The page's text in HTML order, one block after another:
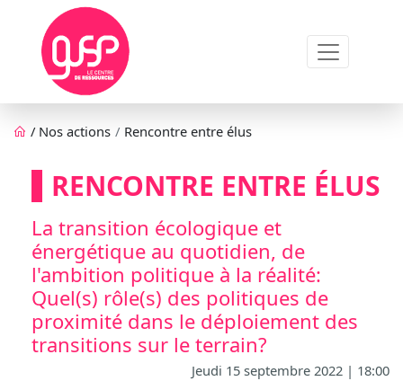
Aller au contenu principal
Fil d'Ariane
/ Nos actions Rencontre entre élus
RENCONTRE ENTRE ÉLUS
La transition écologique et
énergétique au quotidien, de
l'ambition politique à la réalité:
Quel(s) rôle(s) des politiques de
proximité dans le déploiement des
transitions sur le terrain?
Jeudi 15 septembre 2022 | 18:00